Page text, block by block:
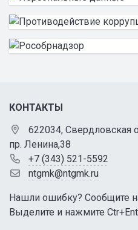
КОНТАКТЫ
622034, Свердловская
пр. Ленина,38
+7 (343) 521-5592
ntgmk@ntgmk.ru
Нашли ошибку? Сообщите
Выделите и нажмите